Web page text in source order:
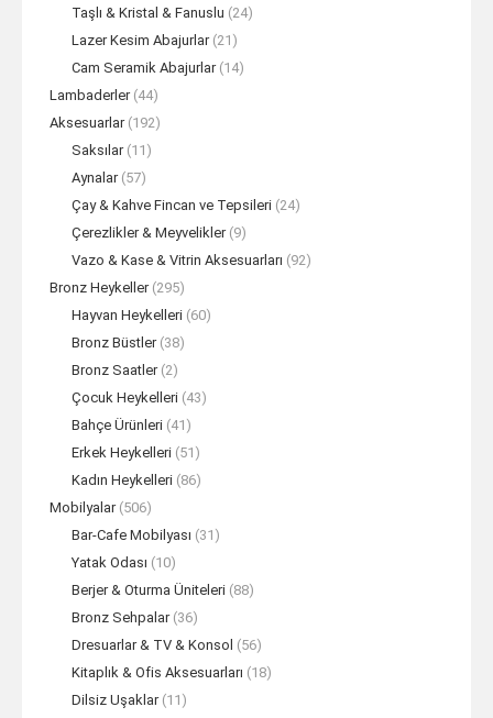
Taşlı & Kristal & Fanuslu (24)
Lazer Kesim Abajurlar (21)
Cam Seramik Abajurlar (14)
Lambaderler (44)
Aksesuarlar (192)
Saksılar (11)
Aynalar (57)
Çay & Kahve Fincan ve Tepsileri (24)
Çerezlikler & Meyvelikler (9)
Vazo & Kase & Vitrin Aksesuarları (92)
Bronz Heykeller (295)
Hayvan Heykelleri (60)
Bronz Büstler (38)
Bronz Saatler (2)
Çocuk Heykelleri (43)
Bahçe Ürünleri (41)
Erkek Heykelleri (51)
Kadın Heykelleri (86)
Mobilyalar (506)
Bar-Cafe Mobilyası (31)
Yatak Odası (10)
Berjer & Oturma Üniteleri (88)
Bronz Sehpalar (36)
Dresuarlar & TV & Konsol (56)
Kitaplık & Ofis Aksesuarları (18)
Dilsiz Uşaklar (11)